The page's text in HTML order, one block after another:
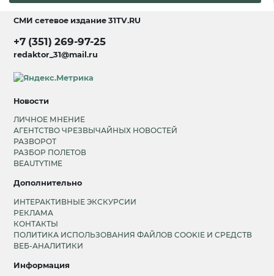
СМИ сетевое издание31TV.RU
+7 (351) 269-97-25
redaktor_31@mail.ru
Новости
ЛИЧНОЕ МНЕНИЕ
АГЕНТСТВО ЧРЕЗВЫЧАЙНЫХ НОВОСТЕЙ
РАЗВОРОТ
РАЗБОР ПОЛЕТОВ
BEAUTYTIME
Дополнительно
ИНТЕРАКТИВНЫЕ ЭКСКУРСИИ
РЕКЛАМА
КОНТАКТЫ
ПОЛИТИКА ИСПОЛЬЗОВАНИЯ ФАЙЛОВ COOKIE И СРЕДСТВ
ВЕБ-АНАЛИТИКИ
Информация